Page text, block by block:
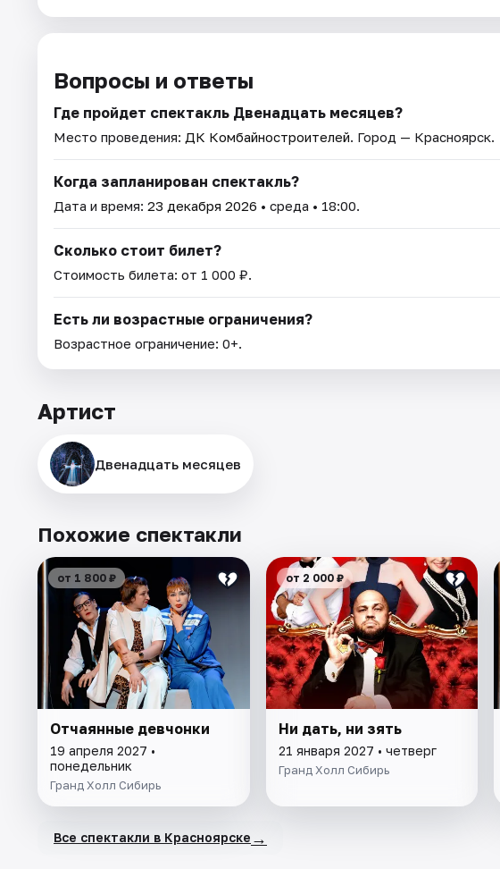
Вопросы и ответы
Где пройдет спектакль Двенадцать месяцев?
Место проведения: ДК Комбайностроителей. Город — Красноярск.
Когда запланирован спектакль?
Дата и время: 23 декабря 2026 • среда • 18:00.
Сколько стоит билет?
Стоимость билета: от 1 000 ₽.
Есть ли возрастные ограничения?
Возрастное ограничение: 0+.
Артист
Двенадцать месяцев
Похожие спектакли
от 1 800 ₽
Отчаянные девчонки
19 апреля 2027 •
понедельник
Гранд Холл Сибирь
от 2 000 ₽
Ни дать, ни зять
21 января 2027 • четверг
Гранд Холл Сибирь
Все спектакли в Красноярске →